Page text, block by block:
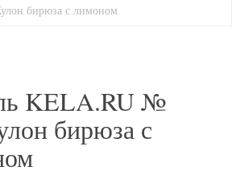
бирюза с лимоном
KELA.RU №
бирюза с